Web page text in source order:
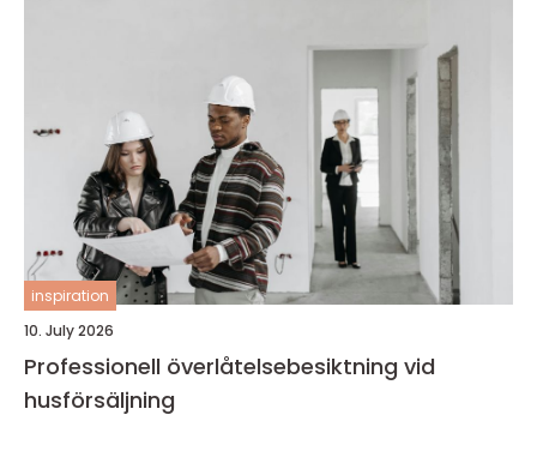
inspiration
10. July 2026
Professionell överlåtelsebesiktning vid
husförsäljning